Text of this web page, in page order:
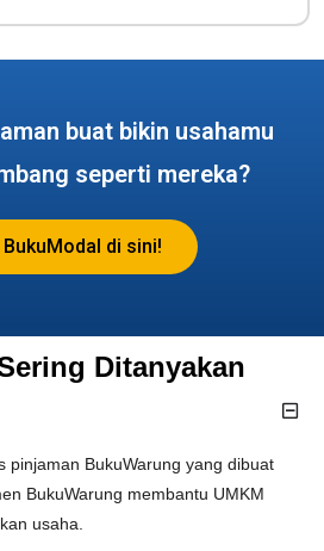
buat bikin usahamu
seperti mereka?
BukuModal di sini!
Ditanyakan​
pinjaman BukuWarung yang dibuat
BukuWarung membantu UMKM
usaha.